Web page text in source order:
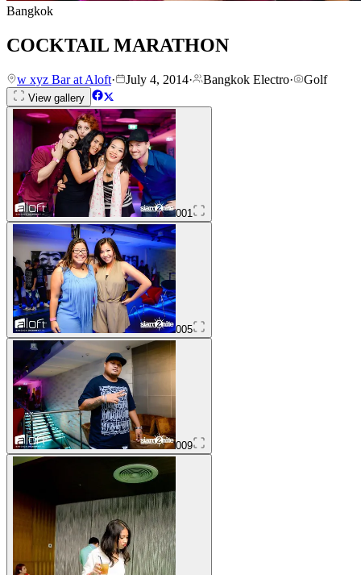
Bangkok
COCKTAIL MARATHON
w xyz Bar at Aloft· July 4, 2014· Bangkok Electro· Golf
View gallery
001
005
009